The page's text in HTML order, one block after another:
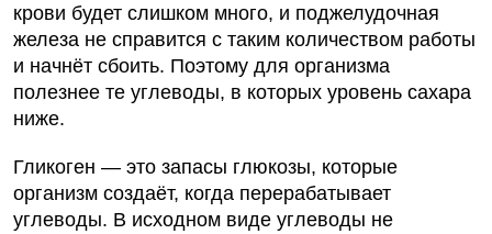
крови будет слишком много, и поджелудочная
железа не справится с таким количеством работы
и начнёт сбоить. Поэтому для организма
полезнее те углеводы, в которых уровень сахара
ниже.
Гликоген — это запасы глюкозы, которые
организм создаёт, когда перерабатывает
углеводы. В исходном виде углеводы не